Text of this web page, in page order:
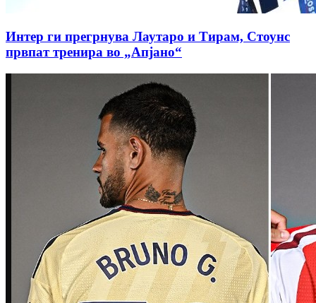
Интер ги прегрнува Лаутаро и Тирам, Стоунс
првпат тренира во „Апјано“